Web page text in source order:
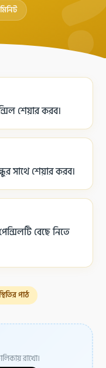
শেয়ার করব।
সাথে শেয়ার করব।
বেছে নিতে
পাঠ
রাখো।